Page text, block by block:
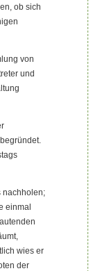
ob sich
von
und
nachholen;
einmal
wies er
der